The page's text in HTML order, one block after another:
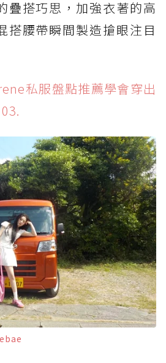
疊搭巧思，加強衣著的高
搭腰帶瞬間製造搶眼注目
私服盤點推薦學會穿出